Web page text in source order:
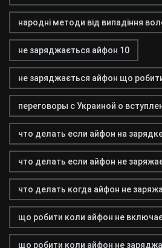
народні методи від випадіння
не заряджається айфон 10
не заряджається айфон що
переговоры с Украиной о
что делать если айфон на
что делать если айфон не
что делать когда айфон не
що робити коли айфон не
що робити коли айфон не